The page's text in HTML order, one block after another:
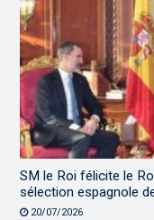
SM le Roi félicite le
sélection espagnole
20/07/2026